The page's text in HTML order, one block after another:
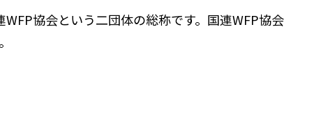
協会という二団体の総称です。国連WFP協会